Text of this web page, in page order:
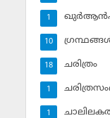
1
10
ചരിത്രം
18
1
1